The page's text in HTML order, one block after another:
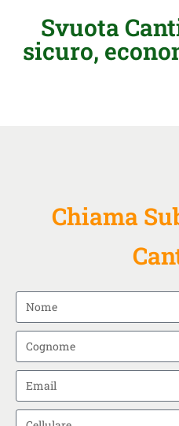
Svuota
sicuro,
Chiama